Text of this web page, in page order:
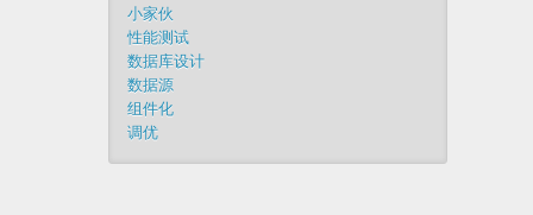
小家伙
性能测试
数据库设计
数据源
组件化
调优